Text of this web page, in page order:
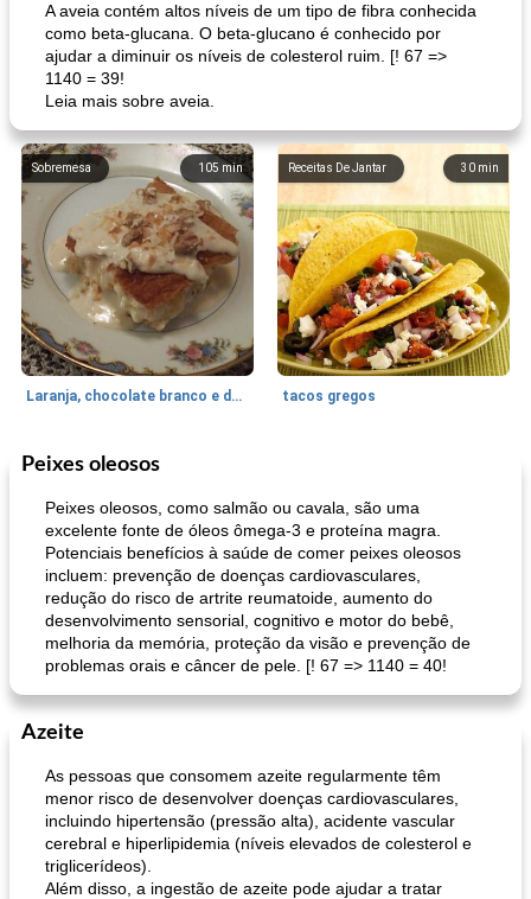
A aveia contém altos níveis de um tipo de fibra conhecida
como beta-glucana. O beta-glucano é conhecido por
ajudar a diminuir os níveis de colesterol ruim. [! 67 =>
1140 = 39!
Leia mais sobre aveia.
105 min
Sobremesa
Laranja, chocolate branco e doces de damasco
30 min
Receitas De Jantar
tacos gregos
Coxa de frango e perna
lasanha de cacciatore brownies de abobrinha fudgy (ovo, nozes e sem lactose)
Peixes oleosos
Peixes oleosos, como salmão ou cavala, são uma
excelente fonte de óleos ômega-3 e proteína magra.
Potenciais benefícios à saúde de comer peixes oleosos
incluem: prevenção de doenças cardiovasculares,
redução do risco de artrite reumatoide, aumento do
desenvolvimento sensorial, cognitivo e motor do bebê,
melhoria da memória, proteção da visão e prevenção de
problemas orais e câncer de pele. [! 67 => 1140 = 40!
Azeite
As pessoas que consomem azeite regularmente têm
menor risco de desenvolver doenças cardiovasculares,
incluindo hipertensão (pressão alta), acidente vascular
cerebral e hiperlipidemia (níveis elevados de colesterol e
triglicerídeos).
Além disso, a ingestão de azeite pode ajudar a tratar